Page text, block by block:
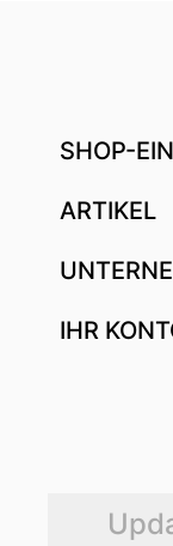
SHOP-
ARTIKEL
IHR